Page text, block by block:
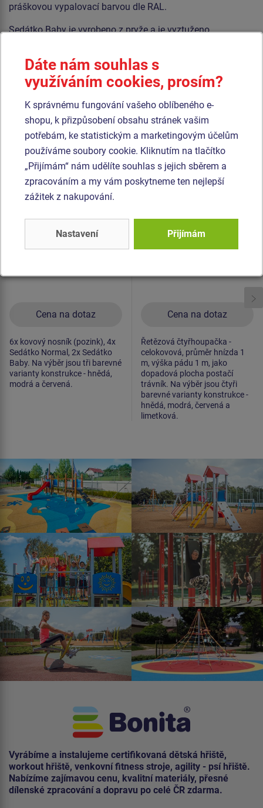
práškovou vypalovací barvou dle RAL.
Sedátko Baby je vyrobeno z pryže a je vyztuženo
měkkou a pohodlnou pryží. Řetězy jsou nerezové, čímž se
docílí velmi výrazného prodloužení jejich životnosti.
Veškerý spojovací materiál je nerezový nebo pozinkovaný.
Podobnézboží
Produkt - RH-1610K-15
Řetězová skupinová
šestihoupačka
RH1610K - celokovová
Cena na dotaz
6x kovový nosník (pozink), 4x
Sedátko Normal, 2x Sedátko
Baby. Na výběr jsou tři barevné
varianty konstrukce - hnědá,
modrá a červená.
Řetězová čtyřhoupačka
- celokovová (v.p. 1 m)
Cena na dotaz
Řetězová čtyřhoupačka -
celokovová, průměr hnízda 1
m, výška pádu 1 m, jako
dopadová plocha postačí
trávník. Na výběr jsou čtyři
barevné varianty konstrukce -
hnědá, modrá, červená a
limetková.
Vyrábíme a instalujeme certifikovaná dětská hřiště,
workout hřiště, venkovní fitness stroje, agility - psí hřiště.
Nabízíme zajímavou cenu, kvalitní materiály, přesné
dílenské zpracování a dopravu po celé ČR zdarma.
Dáte nám souhlas s
využíváním cookies, prosím?
K správnému fungování vašeho oblíbeného e-
shopu, k přizpůsobení obsahu stránek vašim
potřebám, ke statistickým a marketingovým účelům
používáme soubory cookie. Kliknutím na tlačítko
„Přijímám“ nám udělíte souhlas s jejich sběrem a
zpracováním a my vám poskytneme ten nejlepší
zážitek z nakupování.
Nastavení Přijímám